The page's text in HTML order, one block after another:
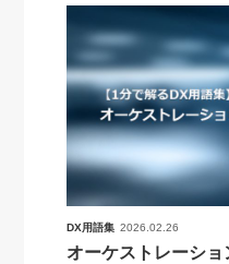
DX用語集 2026.02.26
オーケストレーシ